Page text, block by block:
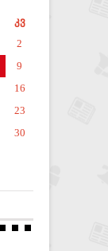
კვ
2
9
16
23
30